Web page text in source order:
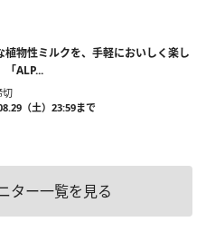
植物性ミルクを、手軽においしく楽し
「ALP...
切
（土）23:59まで
ター一覧を見る